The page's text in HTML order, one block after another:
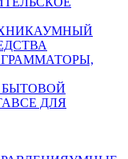
УМНЫЙ
БЫТОВОЙ
ВСЕ ДЛЯ